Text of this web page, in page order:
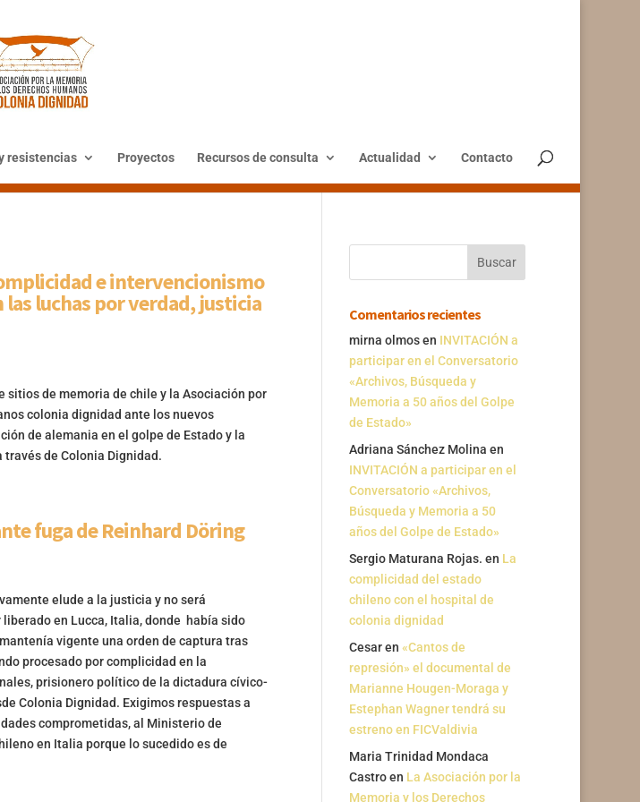
resistencias Proyectos Recursos de consulta Actualidad Contacto
e intervencionismo
las luchas por verdad, justicia
sitios de memoria de chile y la Asociación por
colonia dignidad ante los nuevos
de alemania en el golpe de Estado y la
de Colonia Dignidad.
fuga de Reinhard Döring
elude a la justicia y no será
en Lucca, Italia, donde había sido
vigente una orden de captura tras
procesado por complicidad en la
prisionero político de la dictadura cívico-
Colonia Dignidad. Exigimos respuestas a
comprometidas, al Ministerio de
en Italia porque lo sucedido es de
Comentarios recientes
mirna olmosen INVITACIÓN a
participar en el Conversatorio
«Archivos, Búsqueda y
Memoria a 50 años del Golpe
de Estado»
Adriana Sánchez Molina en
INVITACIÓN a participar en el
Conversatorio «Archivos,
Búsqueda y Memoria a 50
años del Golpe de Estado»
Sergio Maturana Rojas. en La
complicidad del estado
chileno con el hospital de
colonia dignidad
Cesaren«Cantos de
represión» el documental de
Marianne Hougen-Moraga y
Estephan Wagner tendrá su
estreno en FICValdivia
Maria Trinidad Mondaca
Castroen La Asociación por la
Memoria y los Derechos